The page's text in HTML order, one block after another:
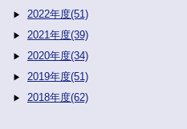
2022年度(51)
2021年度(39)
2020年度(34)
2019年度(51)
2018年度(62)